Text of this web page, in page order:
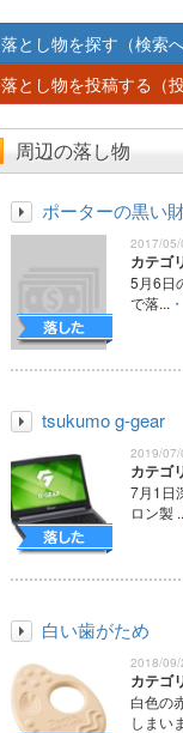
落とし物を探す（検索へ
落とし物を投稿する（
周辺の落し物
ポーターの黒い
2017/
カテゴ
5月6日
で落...
tsukumo g-gear
2019/
カテゴ
7月1日
ロン製
白い歯がため
2018/09/
カテゴ
白色の
しまい